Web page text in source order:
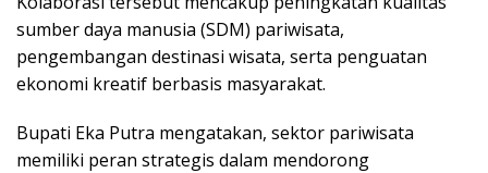
sumber daya manusia (SDM) pariwisata,
pengembangan destinasi wisata, serta penguatan
ekonomi kreatif berbasis masyarakat.
Bupati Eka Putra mengatakan, sektor pariwisata
memiliki peran strategis dalam mendorong